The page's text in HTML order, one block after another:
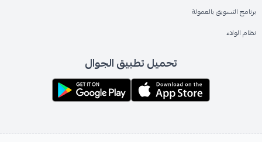
برنامج التسويق بالعمولة
نظام الولاء
تحميل تطبيق الجوال